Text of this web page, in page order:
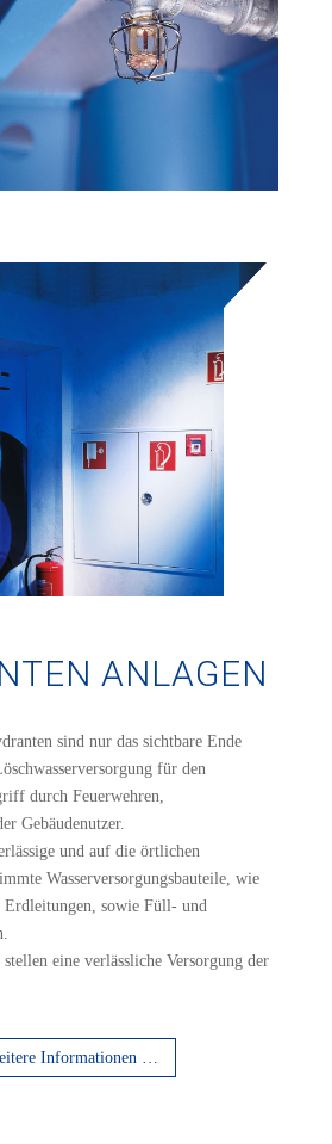
ANLAGEN
sind nur das sichtbare Ende
für den
durch Feuerwehren,
Gebäudenutzer.
und auf die örtlichen
Wasserversorgungsbauteile, wie
Erdleitungen, sowie Füll- und
eine verlässliche Versorgung der
Informationen …